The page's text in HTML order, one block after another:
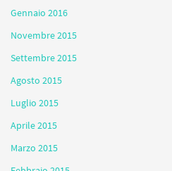
Gennaio 2016
Novembre 2015
Settembre 2015
Agosto 2015
Luglio 2015
Aprile 2015
Marzo 2015